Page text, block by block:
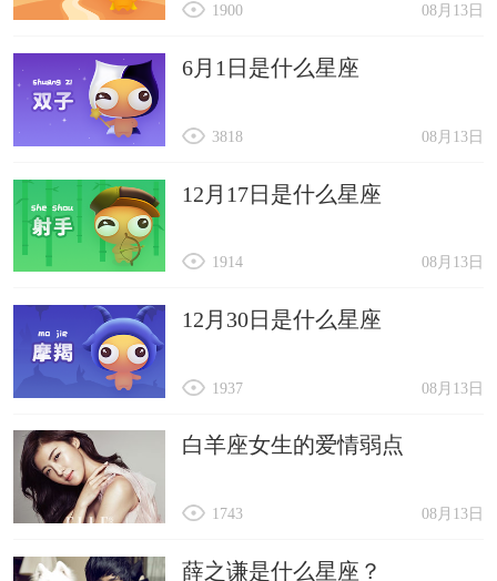
08月13日
1900
6月1日是什么星座
08月13日
3818
12月17日是什么星座
08月13日
1914
12月30日是什么星座
08月13日
1937
白羊座女生的爱情弱点
08月13日
1743
薛之谦是什么星座？